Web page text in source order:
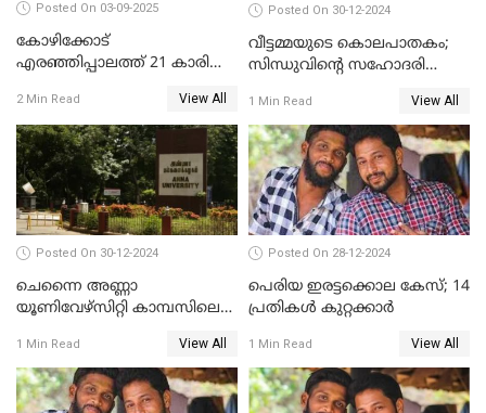
Posted On 03-09-2025
കോഴിക്കോട്
എരഞ്ഞിപ്പാലത്ത് 21 കാരി
കൂടുതൽ അന്വേഷണത്തിന്
പൊലീസ്
2 Min Read View All
Posted On 30-12-2024
വീട്ടമ്മയുടെ കൊലപാതകം;
സിന്ധുവിന്റെ സഹോദരി
1 Min Read View All
Posted On 30-12-2024
ചെന്നൈ അണ്ണാ
യൂണിവേഴ്‌സിറ്റി കാമ്പസിലെ
കമ്മീഷന്‍ ഇന്ന്
യൂണിവേഴ്‌സിറ്റിയിലെത്തും
1 Min Read View All
Posted On 28-12-2024
പെരിയ ഇരട്ടക്കൊല കേസ്; 14
പ്രതികള്‍ കുറ്റക്കാര്‍
1 Min Read View All